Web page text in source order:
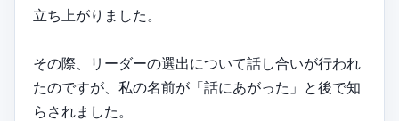
立ち上がりました。
その際、リーダーの選出について話し合いが行われ
たのですが、私の名前が「話にあがった」と後で知
らされました。